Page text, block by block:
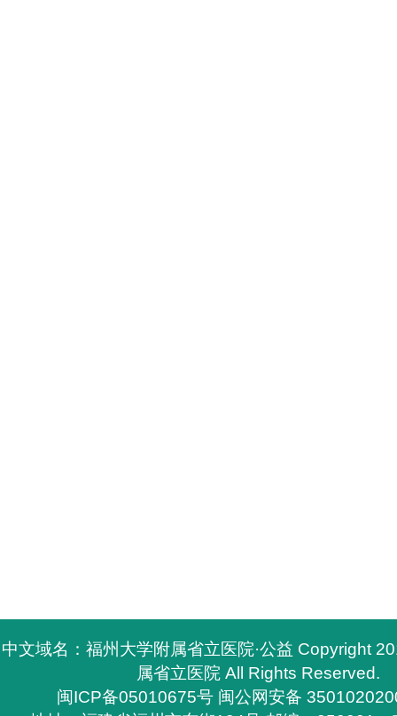
中文域名：福州大学附属省立医院·公益 Copyright
属省立医院 All Rights Reserved.
闽ICP备05010675号 闽公网安备